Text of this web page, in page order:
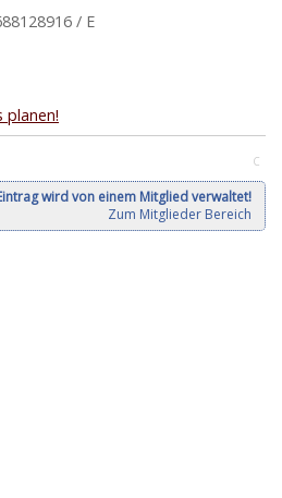
/ E
planen!
C
wird von einem Mitglied verwaltet!
Zum Mitglieder Bereich